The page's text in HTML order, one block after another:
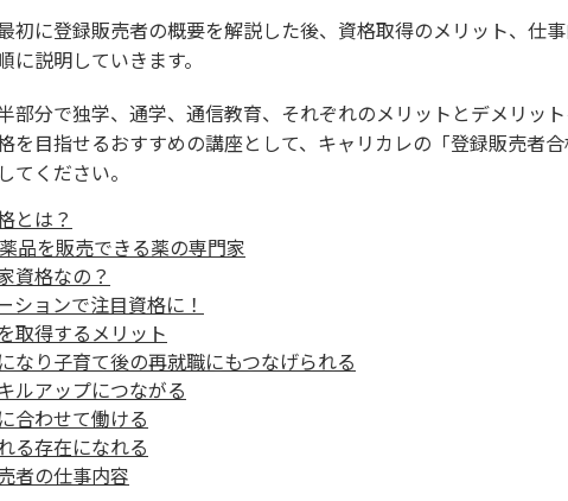
初に登録販売者の概要を解説した後、資格取得のメリット、仕
に説明していきます。
部分で独学、通学、通信教育、それぞれのメリットとデメリッ
を目指せるおすすめの講座として、キャリカレの「登録販売者
てください。
とは？
品を販売できる薬の専門家
資格なの？
ションで注目資格に！
取得するメリット
なり子育て後の再就職にもつなげられる
ルアップにつながる
合わせて働ける
る存在になれる
者の仕事内容